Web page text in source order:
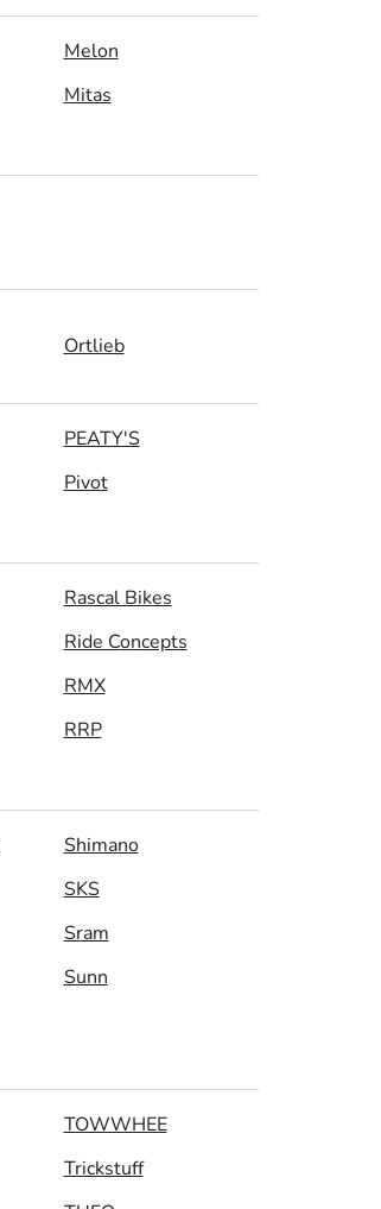
Melon
Mitas
Ortlieb
PEATY'S
Pivot
Rascal Bikes
Ride Concepts
RMX
RRP
Shimano
SKS
Sram
Sunn
TOWWHEE
Trickstuff